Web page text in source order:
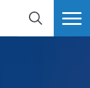
BUSCAR MÁS